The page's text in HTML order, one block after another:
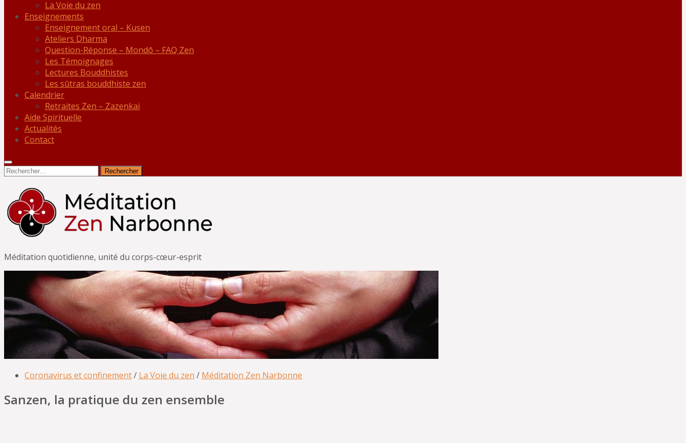
La Voie du zen
Enseignements
Enseignement oral – Kusen
Ateliers Dharma
Question-Réponse – Mondō – FAQ Zen
Les Témoignages
Lectures Bouddhistes
Les sūtras bouddhiste zen
Calendrier
Retraites Zen – Zazenkai
Aide Spirituelle
Actualités
Contact
Rechercher :
Méditation quotidienne, unité du corps-cœur-esprit
Coronavirus et confinement/ La Voie du zen / Méditation Zen Narbonne
Sanzen, la pratique du zen ensemble